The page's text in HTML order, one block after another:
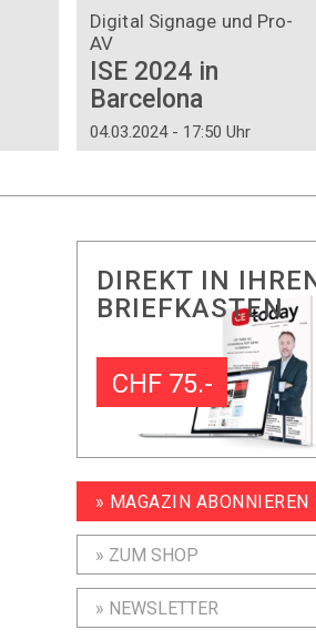
Digital Signage und Pro-
AV
ISE 2024 in
Barcelona
04.03.2024 - 17:50 Uhr
DIREKT IN
BRIEFKASTEN
CHF 75.-
» MAGAZIN ABONNIEREN
» ZUM SHOP
» NEWSLETTER